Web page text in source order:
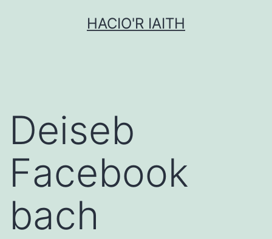
HACIO'R IAITH
Deiseb
Facebook
bach